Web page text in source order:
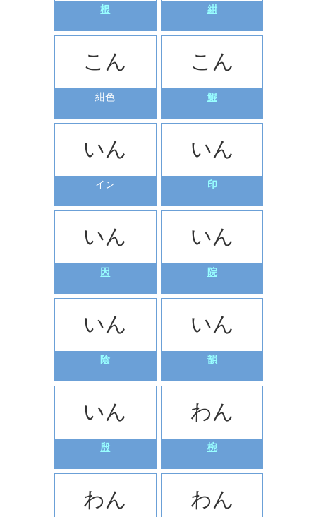
根 紺
こん
紺色
こん
鯤
いん
イン
いん
印
いん
因
いん
院
いん
陰
いん
韻
いん
殷
わん
椀
わん わん